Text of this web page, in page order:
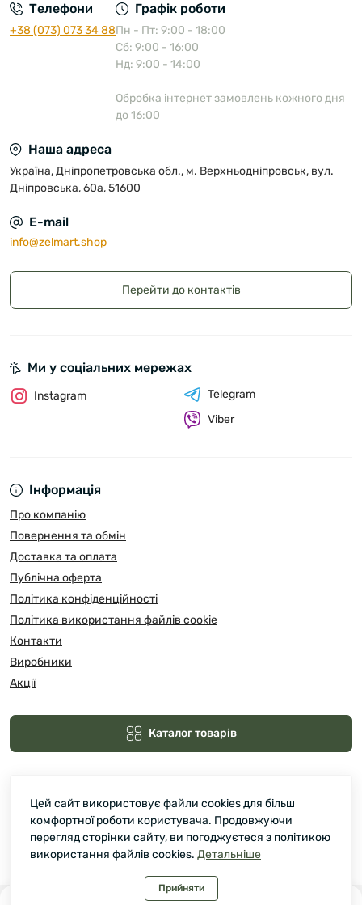
0
Телефони
+38 (073) 073 34 88
Графік роботи
Пн - Пт: 9:00 - 18:00
Сб: 9:00 - 16:00
Нд: 9:00 - 14:00
Обробка інтернет замовлень кожного дня
до 16:00
Наша адреса
Україна, Дніпропетровська обл., м. Верхньодніпровськ, вул.
Дніпровська, 60а, 51600
E-mail
info@zelmart.shop
Перейти до контактів
Інформація
Про компанію
Повернення та обмін
Доставка та оплата
Публічна оферта
Політика конфіденційності
Політика використання файлів cookie
Контакти
Виробники
Акції
Каталог товарів
Ми у соціальних мережах
Instagram
Telegram
Viber
Зелмарт © 2026
Цей сайт використовує файли cookies для більш
комфортної роботи користувача. Продовжуючи
перегляд сторінки сайту, ви погоджуєтеся з політикою
використання файлів cookies. Детальніше
Прийняти